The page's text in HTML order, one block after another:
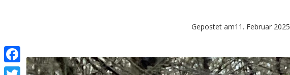
Gepostet am11. Februar 2025
Facebook